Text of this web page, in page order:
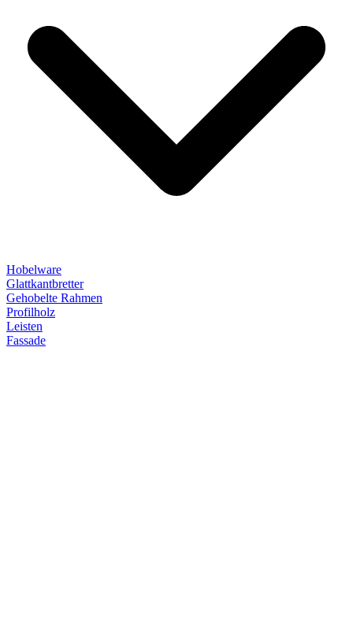
Hobelware
Glattkantbretter
Gehobelte Rahmen
Profilholz
Leisten
Fassade